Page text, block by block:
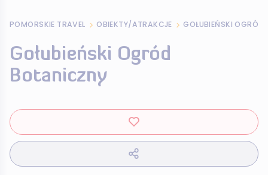
POMORSKIE TRAVEL OBIEKTY/ATRAKCJE GOŁUBIEŃSKI
Gołubieński Ogród
Botaniczny